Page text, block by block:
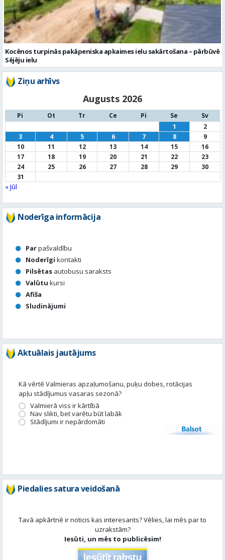
Kocēnos turpinās pakāpeniska apkaimes ielu sakārtošana – pārbūvē
Sējēju ielu
Ziņu arhīvs
Augusts 2026
Pi Ot Tr Ce Pi Se
Sv
1
2
3
4 5 6 7 8
9
10
11 12 13 14 15
16
17
18 19 20 21 22
23
24
25 26 27 28 29
30
31
« Jūl
Noderīga informācija
Parpašvaldību
Noderīgi kontakti
Pilsētas autobusu saraksts
Valūtu kursi
Afiša
Sludinājumi
Aktuālais jautājums
Kā vērtē Valmieras apzaļumošanu, puķu dobes, rotācijas
apļu stādījumus vasaras sezonā?
Valmierā viss ir kārtībā
Nav slikti, bet varētu būt labāk
Stādījumi ir nepārdomāti
Balsot
Piedalies satura veidošanā
Tavā apkārtnē ir noticis kas interesants? Vēlies, lai mēs par to
uzrakstām?
Iesūti, un mēs to publicēsim!